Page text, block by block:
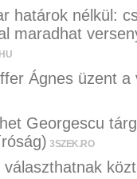
határok nélkül:
maradhat
Ágnes üzent a
Georgescu
3SZEK.RO
választhatnak